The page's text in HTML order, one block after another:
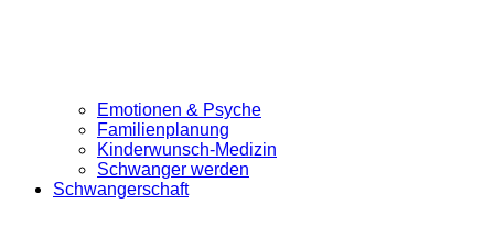
Emotionen & Psyche
Familienplanung
Kinderwunsch-Medizin
Schwanger werden
Schwangerschaft